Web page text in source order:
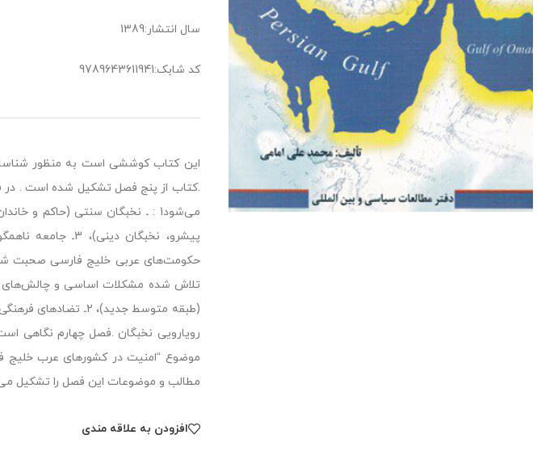
سال انتشار:1389
کد شابک:9789643611941
این كتاب كوششی است به منظور
.كتاب از پنج فصل تشكیل شده است . در
پیشرو، نخبگان
حكومت‌های عربی خلیج فارسی صحبت
رویارویی نخبگان .فصل چهارم نگاهی
موضوع “امنیت در كشورهای عرب خلیج
مطالب و موضوعات این فصل را تشكیل
افزودن به علاقه مندی